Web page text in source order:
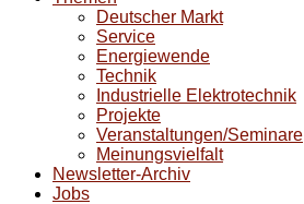
Deutscher Markt
Service
Energiewende
Technik
Industrielle Elektrotechnik
Projekte
Veranstaltungen/Seminare
Meinungsvielfalt
Newsletter-Archiv
Jobs